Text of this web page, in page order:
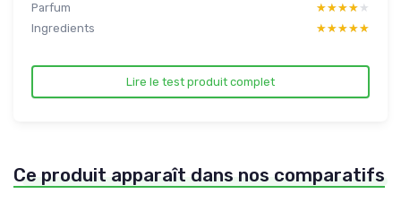
Parfum
★★★★★
★★★★★
Ingredients
★★★★★
★★★★★
Lire le test produit complet
Ce produit apparaît dans nos comparatifs